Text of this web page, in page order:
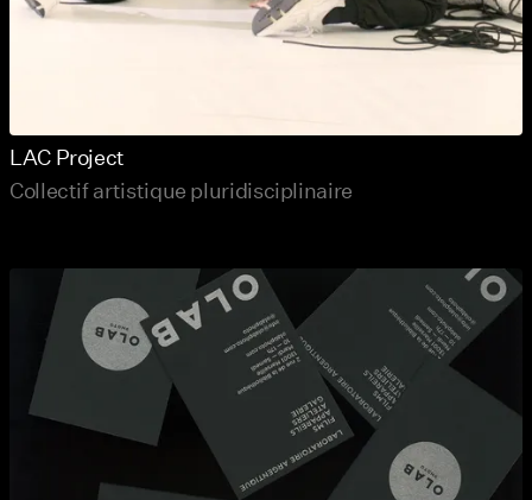
LAC Project
Collectif artistique pluridisciplinaire